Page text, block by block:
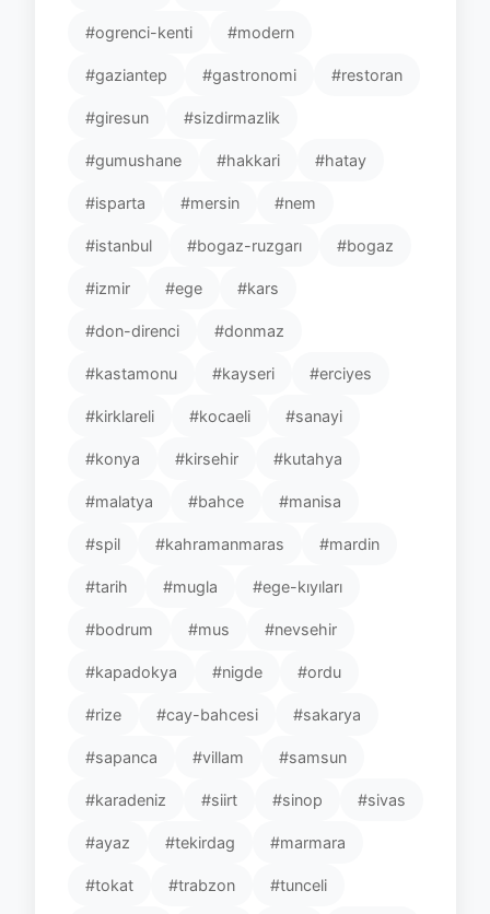
#ogrenci-kenti #modern
#gaziantep #gastronomi #restoran
#giresun #sizdirmazlik
#gumushane #hakkari #hatay
#isparta #mersin #nem
#istanbul #bogaz-ruzgarı #bogaz
#izmir #ege #kars
#don-direnci #donmaz
#kastamonu #kayseri #erciyes
#kirklareli #kocaeli #sanayi
#konya #kirsehir #kutahya
#malatya #bahce #manisa
#spil #kahramanmaras #mardin
#tarih #mugla #ege-kıyıları
#bodrum #mus #nevsehir
#kapadokya #nigde #ordu
#rize #cay-bahcesi #sakarya
#sapanca #villam #samsun
#karadeniz #siirt #sinop #sivas
#ayaz #tekirdag #marmara
#tokat #trabzon #tunceli